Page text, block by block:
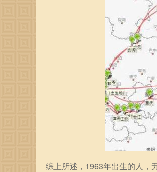
综上所述，1963年出生的人，